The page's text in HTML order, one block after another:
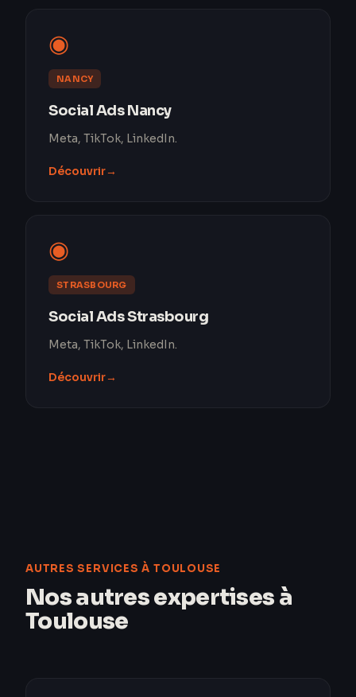
◉
NANCY
Social Ads Nancy
Meta, TikTok, LinkedIn.
Découvrir→
◉
STRASBOURG
Social Ads Strasbourg
Meta, TikTok, LinkedIn.
Découvrir→
AUTRES SERVICES À TOULOUSE
Nos autres expertises à
Toulouse